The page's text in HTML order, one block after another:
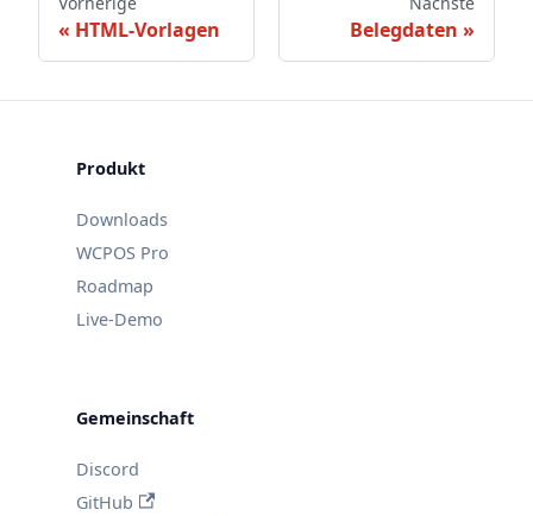
HTML-Vorlagen Belegdaten
Produkt
Downloads
WCPOS Pro
Roadmap
Live-Demo
Gemeinschaft
Discord
GitHub